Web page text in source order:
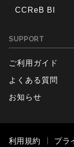
CCReB BI
SUPPORT
ご利用ガイド
よくある質問
お知らせ
利用規約 プラ